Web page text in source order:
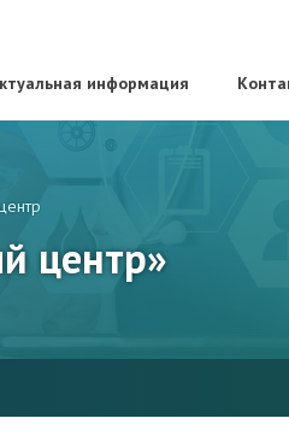
информация
центр»